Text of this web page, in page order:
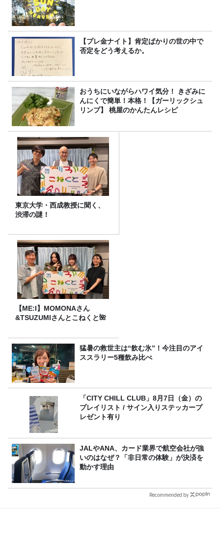
【プレ金ナイト】肯定ばかりの世の中で
否定をどう考えるか。
おうちにいながらハワイ気分！ きざみに
んにくで簡単！本格！【ガーリックシュ
リンプ】 桃屋のかんたんレシピ
東京大学・西成教授に聞く、
渋滞の謎！
【ME:I】MOMONAさん
&TSUZUMIさんとこねくと🌺
猛暑の救世主は“飲む氷”！今注目のアイ
ススラリー5種飲み比べ
「CITY CHILL CLUB」8月7日（金）の
プレイリスト / サイン入りステッカープ
レゼント有り
JALやANA、カード業界で航空会社が強
いのはなぜ？「非日常の体験」が決済を
動かす理由
Recommended by